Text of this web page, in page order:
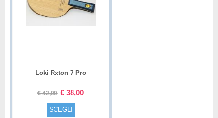
Loki Rxton 7 Pro
€42,00 € 38,00
SCEGLI